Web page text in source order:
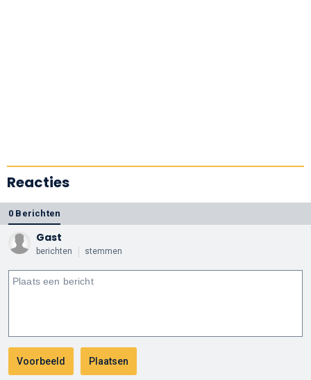
Reacties
0 Berichten
Gast
berichten stemmen